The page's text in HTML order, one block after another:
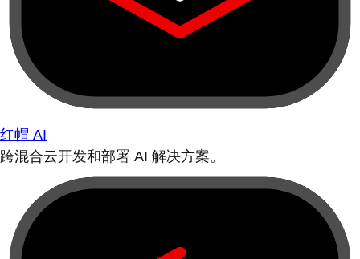
红帽 AI
跨混合云开发和部署 AI 解决方案。